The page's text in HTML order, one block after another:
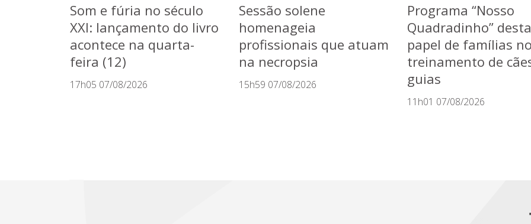
Som e fúria no século
XXI: lançamento do livro
acontece na quarta-
feira (12)
17h05 07/08/2026
Sessão solene
homenageia
profissionais que atuam
na necropsia
15h59 07/08/2026
Programa “Nosso
Quadradinho”
papel de famílias
treinamento de
guias
11h01 07/08/2026